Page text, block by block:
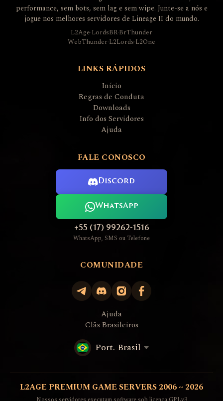
performance, sem bots, sem lag e sem wipe. Junte-se a nós e
jogue nos melhores servidores de Lineage II do mundo.
L2Age·LordsBR·BrThunder
WebThunder·L2Lords·L2One
LINKS RÁPIDOS
Início
Regras de Conduta
Downloads
Info dos Servidores
Ajuda
FALE CONOSCO
Discord
WhatsApp
+55 (17) 99262-1516
WhatsApp, SMS ou Telefone
COMUNIDADE
Ajuda
Clãs Brasileiros
Port. Brasil
L2AGE PREMIUM GAME SERVERS 2006 ~ 2026